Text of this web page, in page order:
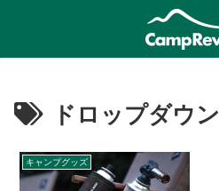
ドロップダウン
キャンプグッズ